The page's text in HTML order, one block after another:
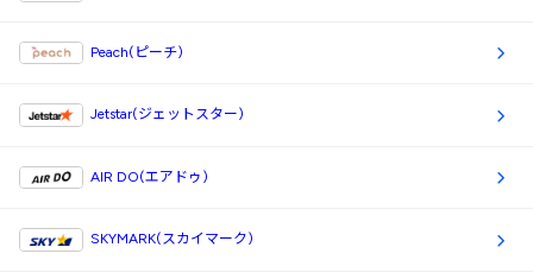
Peach(ピーチ)
Jetstar(ジェットスター)
AIR DO(エアドゥ)
SKYMARK(スカイマーク)